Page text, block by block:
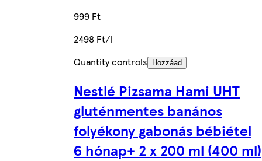
999 Ft
2498 Ft/l
Quantity controls
Hozzáad
Nestlé Pizsama Hami UHT
gluténmentes banános
folyékony gabonás bébiétel
6 hónap+ 2 x 200 ml (400 ml)